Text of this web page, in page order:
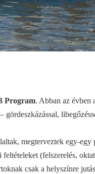
Program. Abban az évben
megterveztek egy-
(felszerelés,
csak a helyszínre